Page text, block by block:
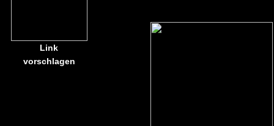
Link
vorschlagen